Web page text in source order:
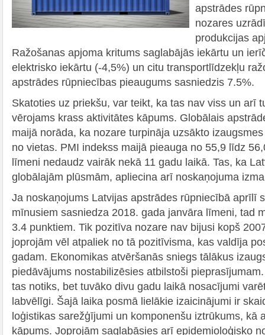
apstrādes
nozares
produkcijas
Ražošanas apjoma kritums saglabājās iekārtu un
elektrisko iekārtu (-4,5%) un citu transportlīdzekļu
apstrādes rūpniecības pieaugums sasniedzis 7.5%.
Skatoties uz priekšu, var teikt, ka tas nav viss un arī
vērojams krass aktivitātes kāpums. Globālais
maijā norāda, ka nozare turpināja uzsākto
no vietas. PMI indekss maijā pieauga no 55,9 līdz
līmeni nedaudz vairāk nekā 11 gadu laikā. Tas, ka
globālajām plūsmām, apliecina arī noskaņojuma
Ja noskaņojums Latvijas apstrādes rūpniecībā aprīlī
mīnusiem sasniedza 2018. gada janvāra līmeni, tad
3.4 punktiem. Tik pozitīva nozare nav bijusi kopš
joprojām vēl atpaliek no tā pozitīvisma, kas valdīja
gadam. Ekonomikas atvēršanās sniegs tālākus
piedāvājums nostabilizēsies atbilstoši
tas notiks, bet tuvāko divu gadu laikā nosacījumi
labvēlīgi. Šajā laika posmā lielākie izaicinājumi ir
loģistikas sarežģījumi un komponenšu iztrūkums, kā
kāpums. Joprojām saglabāsies arī epidemioloģisko